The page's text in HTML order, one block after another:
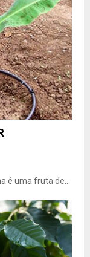
é uma fruta de...